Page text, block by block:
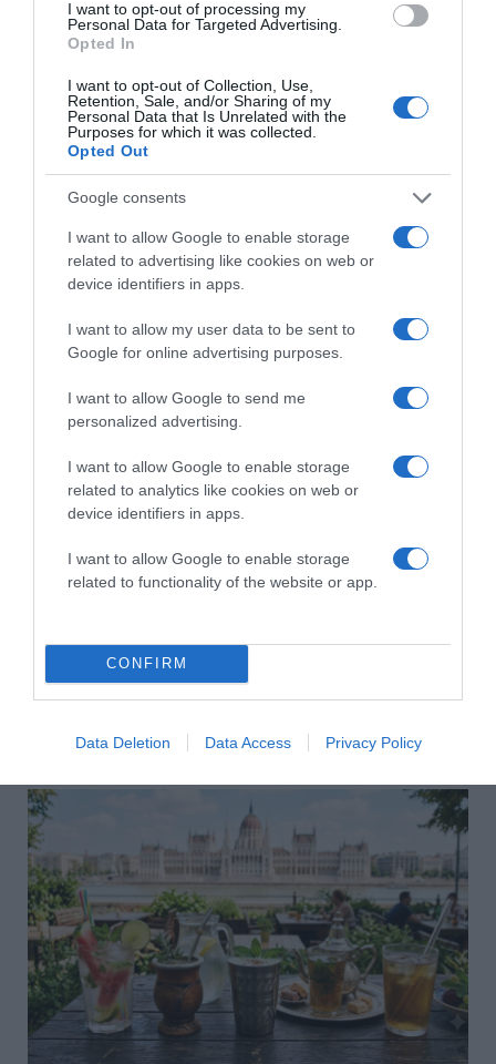
I want to opt-out of processing my
Personal Data for Targeted Advertising.
Opted In
I want to opt-out of Collection, Use,
Retention, Sale, and/or Sharing of my
Personal Data that Is Unrelated with the
Purposes for which it was collected.
Opted Out
Google consents
I want to allow Google to enable storage
related to advertising like cookies on web or
device identifiers in apps.
I want to allow my user data to be sent to
Google for online advertising purposes.
I want to allow Google to send me
personalized advertising.
I want to allow Google to enable storage
related to analytics like cookies on web or
device identifiers in apps.
I want to allow Google to enable storage
related to functionality of the website or app.
CONFIRM
Data Deletion Data Access Privacy Policy
Fontos azonban ügyelni arra, hogy ezeket a
megoldásokat óvatosan alkalmazzuk, különösen az
érzékenyebb növények környezetében.
A természetes gyomirtók segítségével megóvhatjuk
kertünket a vegyszerek ártalmas hatásaitól, miközben
fenntartjuk a növények egészségét és a talaj természetes
állapotát.
Pinterest
Címkék: praktikák ,otthon
Korábbi bejegyzések Következő bejegyzés
HASONLÓ BEJEGYZÉSEK
2026-08-06.